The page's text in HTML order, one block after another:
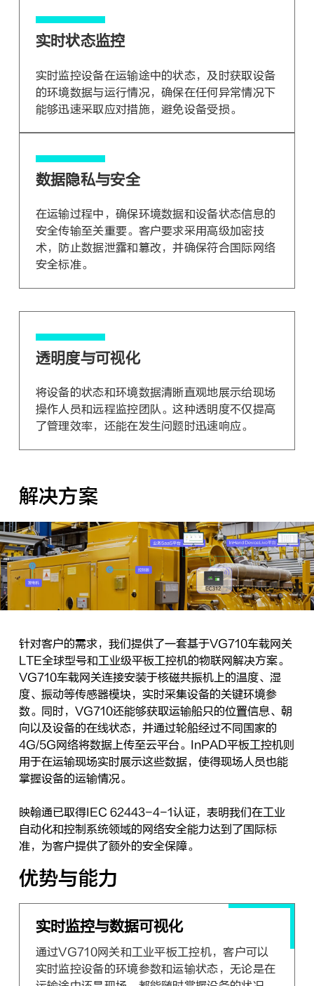
实时状态监控
实时监控设备在运输途中的状态，及时获取设备
的环境数据与运行情况，确保在任何异常情况下
能够迅速采取应对措施，避免设备受损。
数据隐私与安全
在运输过程中，确保环境数据和设备状态信息的
安全传输至关重要。客户要求采用高级加密技
术，防止数据泄露和篡改，并确保符合国际网络
安全标准。
透明度与可视化
将设备的状态和环境数据清晰直观地展示给现场
操作人员和远程监控团队。这种透明度不仅提高
了管理效率，还能在发生问题时迅速响应。
解决方案
针对客户的需求，我们提供了一套基于VG710车载网关
LTE全球型号和工业级平板工控机的物联网解决方案。
VG710车载网关连接安装于核磁共振机上的温度、湿
度、振动等传感器模块，实时采集设备的关键环境参
数。同时，VG710还能够获取运输船只的位置信息、朝
向以及设备的在线状态，并通过轮船经过不同国家的
4G/5G网络将数据上传至云平台。InPAD平板工控机则
用于在运输现场实时展示这些数据，使得现场人员也能
掌握设备的运输情况。
映翰通已取得IEC 62443-4-1认证，表明我们在工业
自动化和控制系统领域的网络安全能力达到了国际标
准，为客户提供了额外的安全保障。
优势与能力
实时监控与数据可视化
通过VG710网关和工业平板工控机，客户可以
实时监控设备的环境参数和运输状态，无论是在